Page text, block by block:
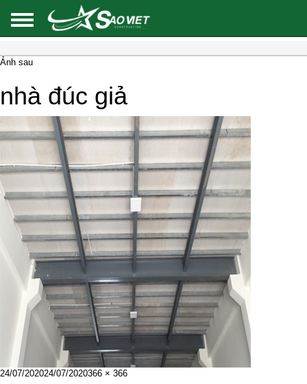
Ảnh sau
nhà đúc giả
Đăng
24/07/202024/07/2020Kích
366 × 366